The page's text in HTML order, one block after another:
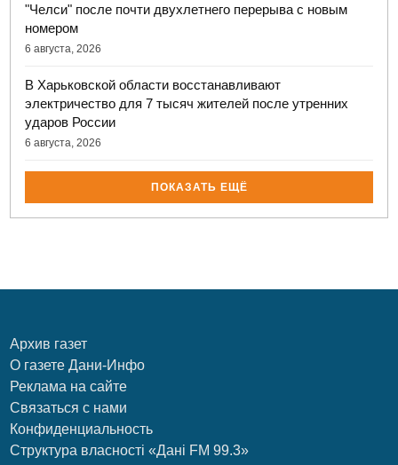
"Челси" после почти двухлетнего перерыва с новым
номером
6 августа, 2026
В Харьковской области восстанавливают
электричество для 7 тысяч жителей после утренних
ударов России
6 августа, 2026
ПОКАЗАТЬ ЕЩЁ
Архив газет
О газете Дани-Инфо
Реклама на сайте
Связаться с нами
Конфиденциальность
Структура власності «Дані FM 99.3»